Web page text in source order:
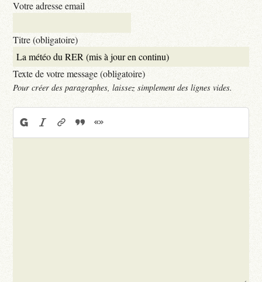
Votre adresse email
Titre (obligatoire)
Texte de votre message (obligatoire)
Pour créer des paragraphes, laissez simplement des lignes vides.